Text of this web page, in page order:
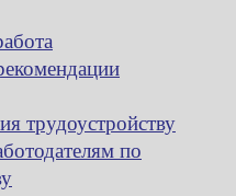
трудоустройству
по